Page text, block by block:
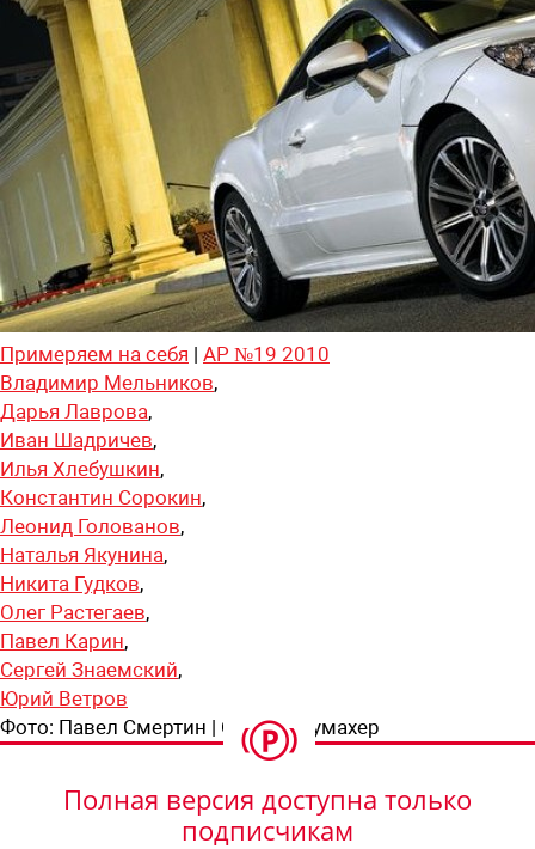
Примеряем на себя | АР №19 2010
Владимир Мельников,
Дарья Лаврова,
Иван Шадричев,
Илья Хлебушкин,
Константин Сорокин,
Леонид Голованов,
Наталья Якунина,
Никита Гудков,
Олег Растегаев,
Павел Карин,
Сергей Знаемский,
Юрий Ветров
Фото: Павел Смертин | Степан Шумахер
Полная версия доступна только
подписчикам